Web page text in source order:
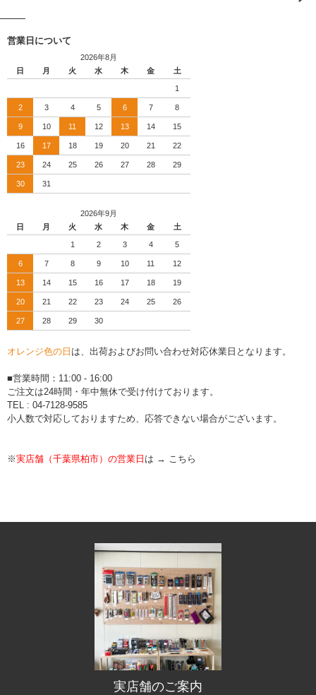
営業日について
2026年8月
日
月 火 水 木 金 土
1
2 3 4 5 6 7 8
9 10 11 12 13 14 15
16 17 18 19 20 21 22
23 24 25 26 27 28 29
30 31
2026年9月
日
月 火 水 木 金 土
1 2 3 4 5
6 7 8 9 10 11 12
13 14 15 16 17 18 19
20 21 22 23 24 25 26
27 28 29 30
オレンジ色の日 は、出荷およびお問い合わせ対応休業日となります。
■営業時間：11:00 - 16:00
ご注文は24時間・年中無休で受け付けております。
TEL : 04-7128-9585
小人数で対応しておりますため、応答できない場合がございます。
※実店舗（千葉県柏市）の営業日 は → こちら
実店舗のご案内